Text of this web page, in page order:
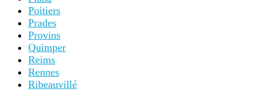
Poitiers
Prades
Provins
Quimper
Reims
Rennes
Ribeauvillé